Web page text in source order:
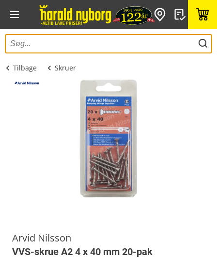
Tilbage Skruer
Arvid Nilsson
VVS-skrue A2 4 x 40 mm 20-pak